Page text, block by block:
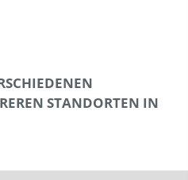
STANDORTEN IN